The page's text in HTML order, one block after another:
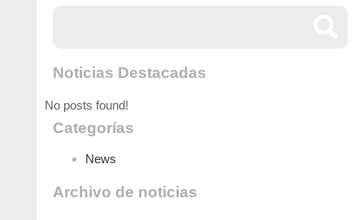
Noticias Destacadas
No posts found!
Categorías
News
Archivo de noticias